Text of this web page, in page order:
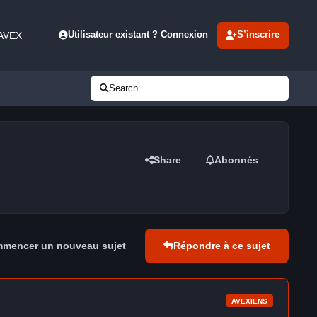
Utilisateur existant ? Connexion S’inscrire
Search...
Share Abonnés
un nouveau sujet Répondre à ce sujet
AVEXIENS